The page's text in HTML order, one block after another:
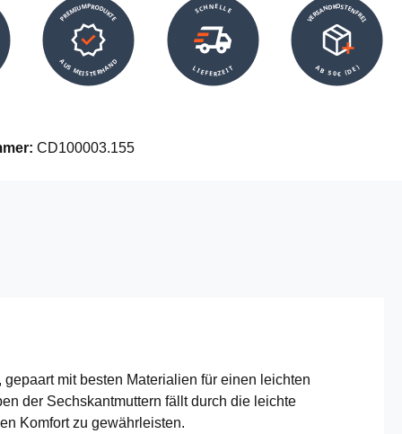
PREMIUMPRODUKTE
AUS MEISTERHAND
SCHNELLE
LIEFERZEIT
VERSANDKOSTENFREI
AB 50€ (DE)
CD100003.155
mit besten Materialien für einen leichten
der Sechskantmuttern fällt durch die leichte
Komfort zu gewährleisten.